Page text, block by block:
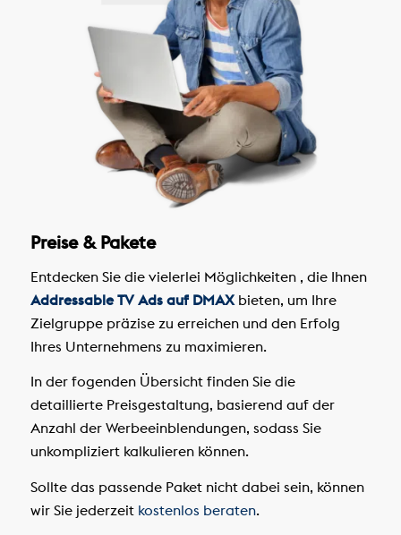
Preise & Pakete
Entdecken Sie die vielerlei Möglichkeiten , die Ihnen
Addressable TV Ads auf DMAXbieten, um Ihre
Zielgruppe präzise zu erreichen und den Erfolg
Ihres Unternehmens zu maximieren.
In der fogenden Übersicht finden Sie die
detaillierte Preisgestaltung, basierend auf der
Anzahl der Werbeeinblendungen, sodass Sie
unkompliziert kalkulieren können.
Sollte das passende Paket nicht dabei sein, können
wir Sie jederzeit kostenlos beraten.